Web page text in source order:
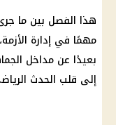
هذا الفصل بين ما
مهمًا في إدارة
بعيدًا عن مداخل
إلى قلب الحدث